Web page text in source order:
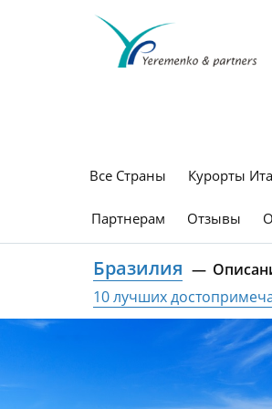
Все Страны Курорты
Партнерам Отзывы
Бразилия
10 лучших